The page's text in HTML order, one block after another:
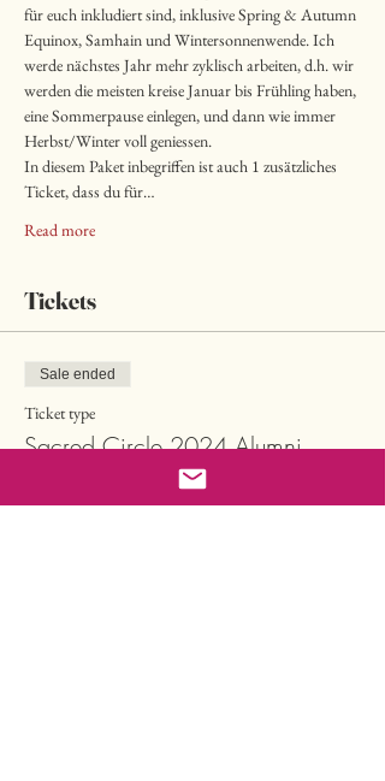
für euch inkludiert sind, inklusive Spring & Autumn
Equinox, Samhain und Wintersonnenwende. Ich
werde nächstes Jahr mehr zyklisch arbeiten, d.h. wir
werden die meisten kreise Januar bis Frühling haben,
eine Sommerpause einlegen, und dann wie immer
Herbst/Winter voll geniessen.
In diesem Paket inbegriffen ist auch 1 zusätzliches
Ticket, dass du für…
Read more
Tickets
Sale ended
Ticket type
Sacred Circle 2024 Alumni